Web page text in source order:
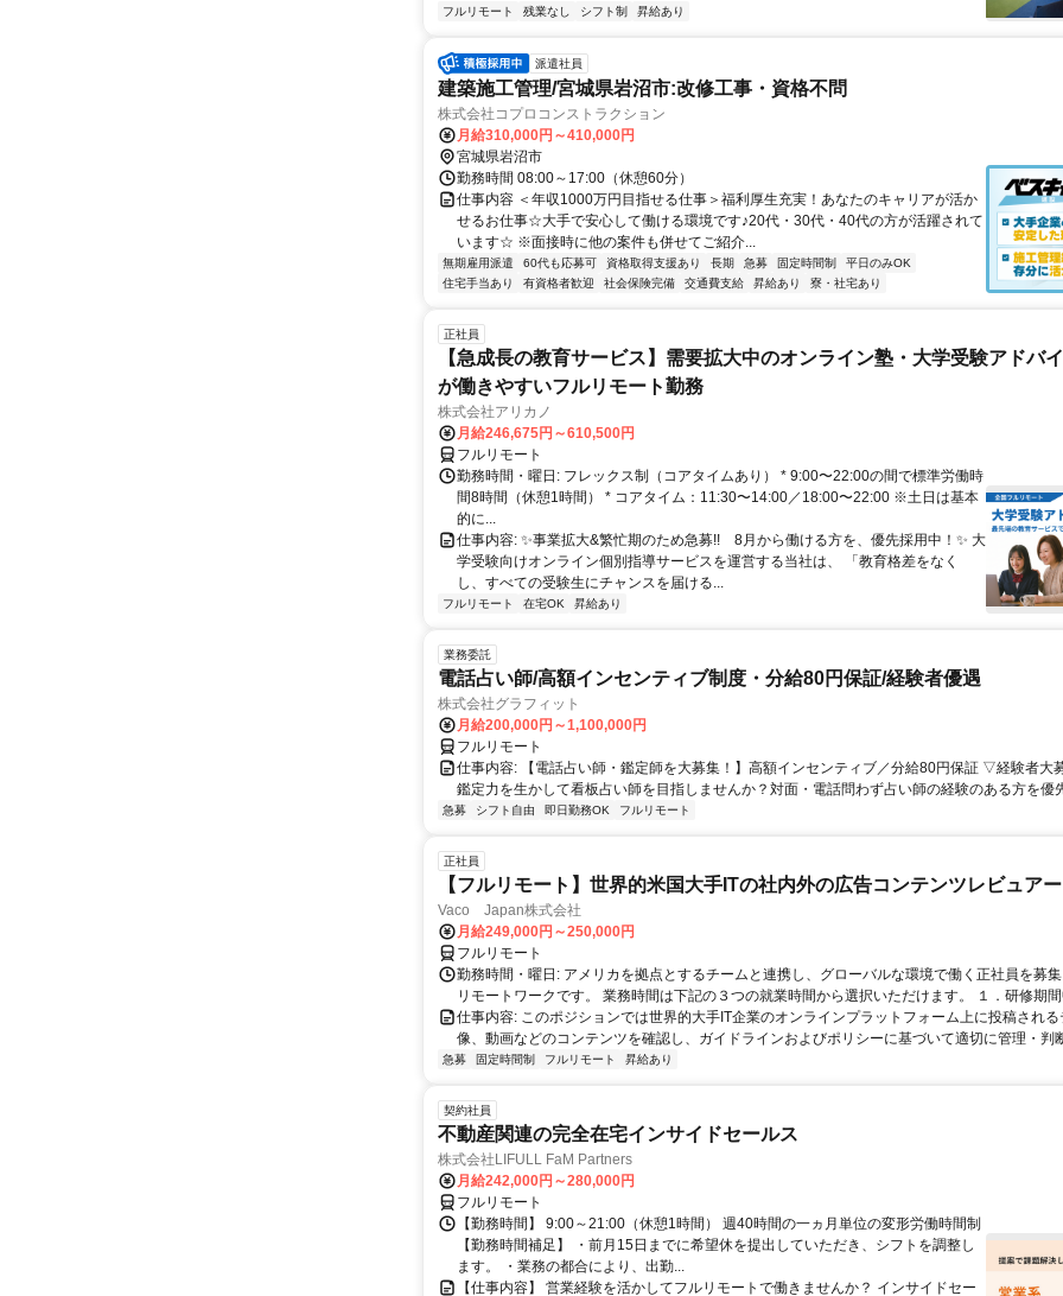
フルリモート 残業なし シフト制 昇給あり
派遣社員
建築施工管理/宮城県岩沼市:改修工事・資格不問
株式会社コプロコンストラクション
月給310,000円～410,000円
宮城県岩沼市
勤務時間 08:00～17:00（休憩60分）
仕事内容 ＜年収1000万円目指せる仕事＞福利厚生充実！あなたのキャリアが活か
せるお仕事☆大手で安心して働ける環境です♪20代・30代・40代の方が活躍されて
います☆ ※面接時に他の案件も併せてご紹介...
無期雇用派遣 60代も応募可 資格取得支援あり 長期 急募 固定時間制
平日のみOK
住宅手当あり
有資格者歓迎 社会保険完備 交通費支給 昇給あり 寮・社宅あり
正社員
【急成長の教育サービス】需要拡大中のオンライン塾・大学受験アドバ
が働きやすいフルリモート勤務
株式会社アリカノ
月給246,675円～610,500円
フルリモート
勤務時間・曜日: フレックス制（コアタイムあり） * 9:00〜22:00の間で標準労働時
間8時間（休憩1時間） * コアタイム：11:30〜14:00／18:00〜22:00 ※土日は基本
的に...
仕事内容: ✨️事業拡大&繁忙期のため急募!! 8月から働ける方を、優先採用中！✨️ 大
学受験向けオンライン個別指導サービスを運営する当社は、 「教育格差をなく
し、すべての受験生にチャンスを届ける...
フルリモート 在宅OK 昇給あり
業務委託
電話占い師/高額インセンティブ制度・分給80円保証/経験者優遇
株式会社グラフィット
月給200,000円～1,100,000円
フルリモート
仕事内容: 【電話占い師・鑑定師を大募集！】高額インセンティブ／分給80円保証 ▽経験者大
鑑定力を生かして看板占い師を目指しませんか？対面・電話問わず占い師の経験のある方を優
急募 シフト自由 即日勤務OK フルリモート
正社員
【フルリモート】世界的米国大手ITの社内外の広告コンテンツレビュアー
Vaco Japan株式会社
月給249,000円～250,000円
フルリモート
勤務時間・曜日: アメリカを拠点とするチームと連携し、グローバルな環境で働く正社員を募
リモートワークです。 業務時間は下記の３つの就業時間から選択いただけます。 １．研修期
仕事内容: このポジションでは世界的大手IT企業のオンラインプラットフォーム上に投稿され
像、動画などのコンテンツを確認し、ガイドラインおよびポリシーに基づいて適切に管理・判
急募 固定時間制 フルリモート 昇給あり
契約社員
不動産関連の完全在宅インサイドセールス
株式会社LIFULL FaM Partners
月給242,000円～280,000円
フルリモート
【勤務時間】 9:00～21:00（休憩1時間） 週40時間の一ヵ月単位の変形労働時間制
【勤務時間補足】 ・前月15日までに希望休を提出していただき、シフトを調整し
ます。 ・業務の都合により、出勤...
【仕事内容】 営業経験を活かしてフルリモートで働きませんか？ インサイドセー